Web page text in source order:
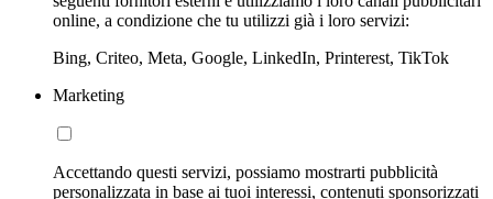
online, a condizione che tu utilizzi già i loro servizi:
Bing, Criteo, Meta, Google, LinkedIn, Printerest, TikTok
Marketing
Accettando questi servizi, possiamo mostrarti pubblicità
personalizzata in base ai tuoi interessi, contenuti sponsorizzati